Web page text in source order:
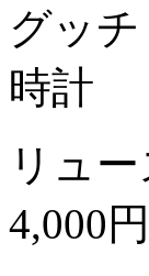
グッ
時計
リュ
4,000円